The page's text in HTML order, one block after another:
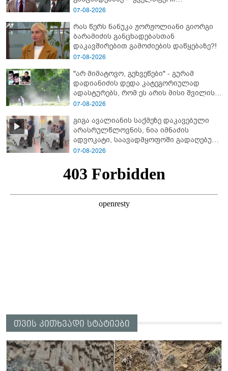
დეტალურად ვიცი... კამანში მოკლული
ბარამიძე კი ტყუის"
07-08-2026
რას წერს ნანუკა ჟორჟოლიანი გიორგი
ბარამიძის განცხადებასთან
დაკავშირებით გამოძიების დაწყებაზე?!
07-08-2026
"არ მიმატოვო, გეხვეწები" - გუ­რა­მ
დადიანიძის დედა კა­ტე­გო­რი­უ­ლად
ადას­ტუ­რებს, რომ ეს არის მისი შვი­ლის
ხმა
07-08-2026
გიგა ავალიანის საქმეზე დაკავებული
არასრულწლოვნის, ნია იმნაძის
ადვოკატი, საავადმყოფოში გადაღებულ
კადრებს ავრცელებს
07-08-2026
თვის კითხვადი სტატიები